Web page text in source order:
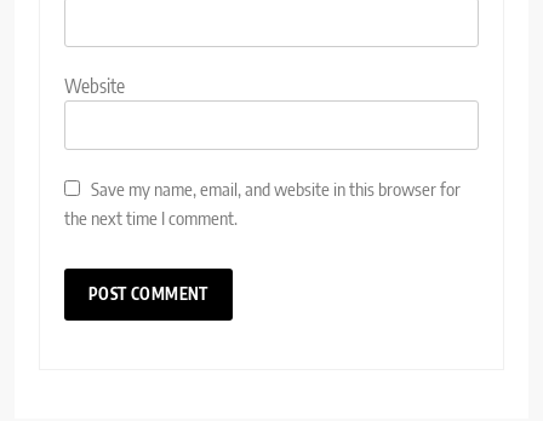
Website
Save my name, email, and website in this browser for
the next time I comment.